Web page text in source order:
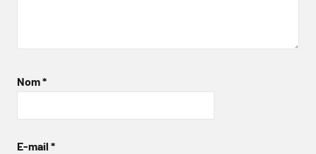
Nom*
E-mail *